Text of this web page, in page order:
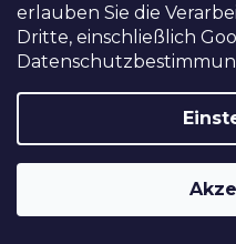
erlauben Sie die
Dritte, einschließlich
Die
durchschnittliche
Sternen.
€31,60
flexiblen
einfachen